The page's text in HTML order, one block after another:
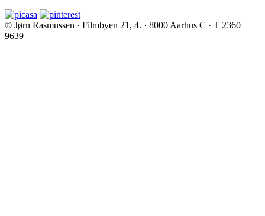
© Jørn Rasmussen · Filmbyen 21, 4. · 8000 Aarhus C · T 2360
9639